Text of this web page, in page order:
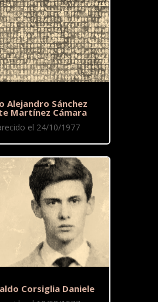
Alejandro Sánchez
Martínez Cámara
el 24/10/1977
Corsiglia Daniele